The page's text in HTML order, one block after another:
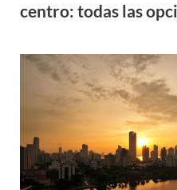
centro: todas las